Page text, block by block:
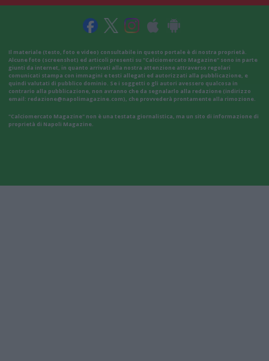
Il materiale (testo, foto e video) consultabile in questo portale è di nostra proprietà.
Alcune foto (screenshot) ed articoli presenti su "Calciomercato Magazine" sono in parte
giunti da internet, in quanto arrivati alla nostra attenzione attraverso regolari
comunicati stampa con immagini e testi allegati ed autorizzati alla pubblicazione, e
quindi valutati di pubblico dominio. Se i soggetti o gli autori avessero qualcosa in
contrario alla pubblicazione, non avranno che da segnalarlo alla redazione (indirizzo
email: redazione@napolimagazine.com), che provvederà prontamente alla rimozione.
"Calciomercato Magazine" non è una testata giornalistica, ma un sito di informazione di
proprietà di Napoli Magazine.